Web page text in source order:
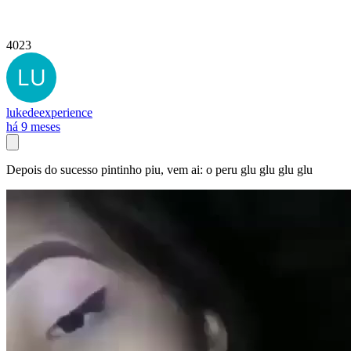
4023
lukedeexperience
há 9 meses
Depois do sucesso pintinho piu, vem ai: o peru glu glu glu glu